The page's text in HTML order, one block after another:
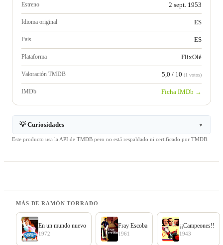
Estreno 2 sept. 1953
Idioma original ES
País ES
Plataforma FlixOlé
Valoración TMDB 5,0 / 10 (1 votos)
IMDb Ficha IMDb →
💡 Curiosidades ▼
Este producto usa la API de TMDB pero no está respaldado ni certificado por TMDB.
MÁS DE RAMÓN TORRADO
En un mundo nuevo
1972
Fray Escoba
1961
¡¡Campeones!!
1943